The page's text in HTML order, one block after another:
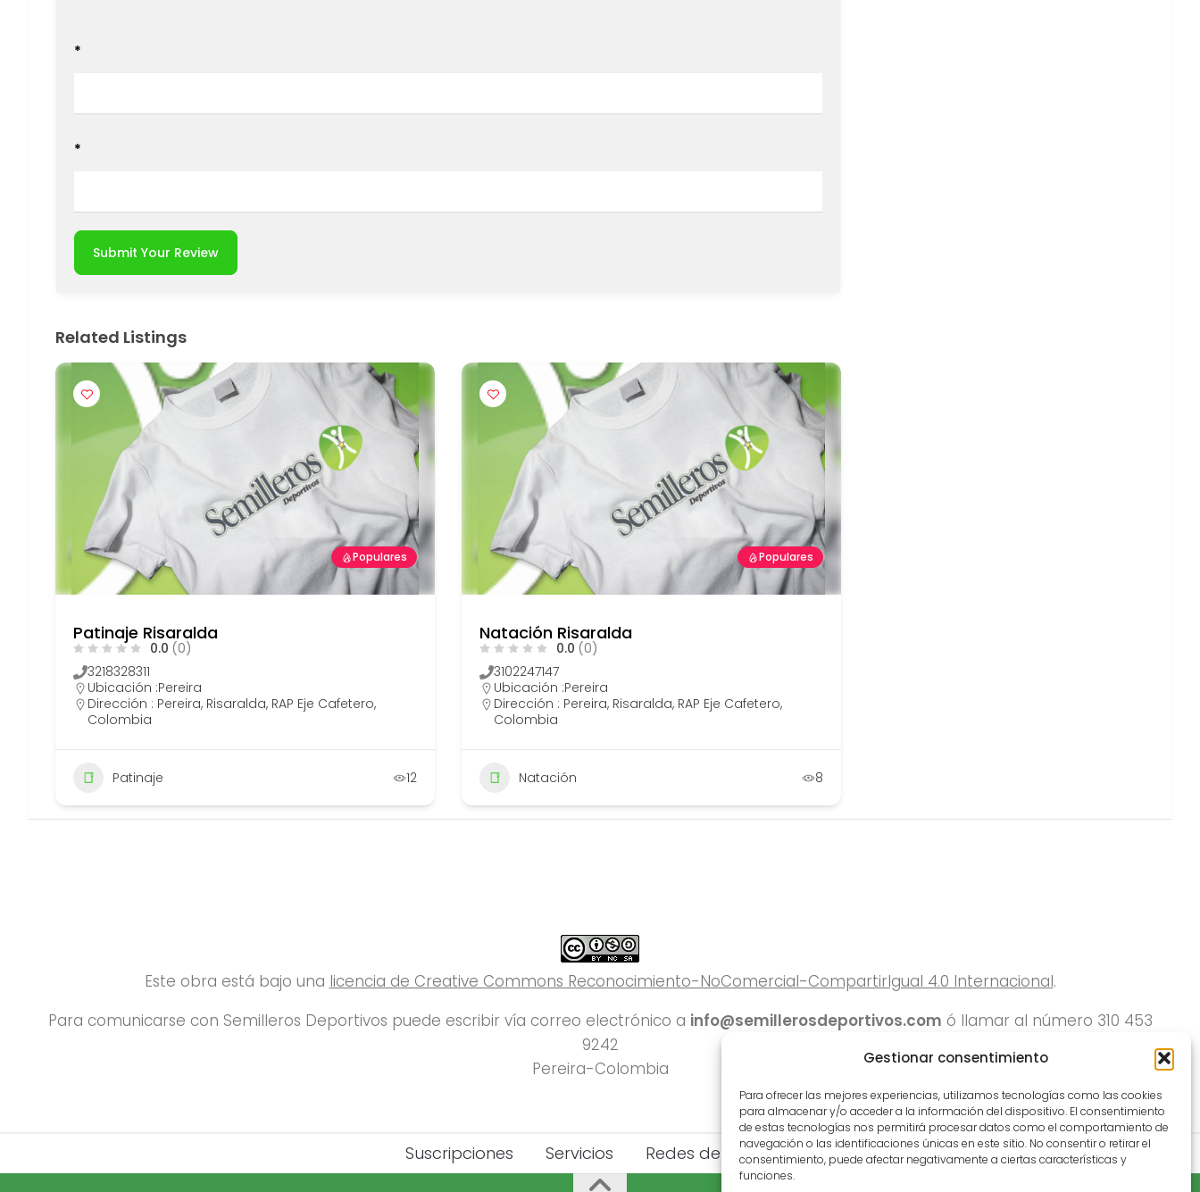
Gestionar consentimiento
Para ofrecer las mejores experiencias, utilizamos tecnologías como las cookies
para almacenar y/o acceder a la información del dispositivo. El consentimiento
de estas tecnologías nos permitirá procesar datos como el comportamiento de
navegación o las identificaciones únicas en este sitio. No consentir o retirar el
consentimiento, puede afectar negativamente a ciertas características y
funciones.
*
*
Submit Your Review
Related Listings
Populares
Patinaje Risaralda
0.0 (0)
3218328311
Ubicación :Pereira
Dirección : Pereira, Risaralda, RAP Eje Cafetero,
Colombia
Patinaje 12
Populares
Natación Risaralda
0.0 (0)
3102247147
Ubicación :Pereira
Dirección : Pereira, Risaralda, RAP Eje Cafetero,
Colombia
Natación 8
Este obra está bajo una licencia de Creative Commons Reconocimiento-NoComercial-CompartirIgual 4.0 Internacional.
Para comunicarse con Semilleros Deportivos puede escribir vía correo electrónico a info@semillerosdeportivos.com ó llamar al número 310 453
9242
Pereira-Colombia
Suscripciones Servicios Redes del Deporte